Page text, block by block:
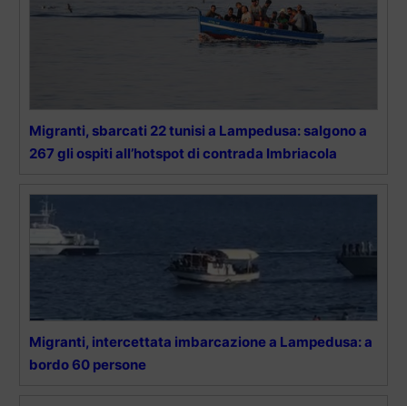
Migranti, sbarcati 22 tunisi a Lampedusa: salgono a
267 gli ospiti all’hotspot di contrada Imbriacola
Migranti, intercettata imbarcazione a Lampedusa: a
bordo 60 persone